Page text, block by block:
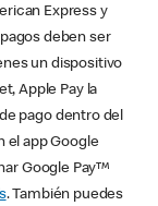
Express y
deben ser
un dispositivo
Apple Pay la
pago dentro del
el app Google
Google Pay™
. También puedes